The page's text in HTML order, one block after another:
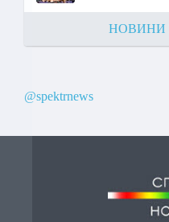
НОВИНИ
@spektrnews